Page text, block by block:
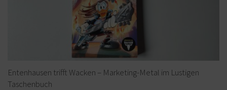
Entenhausen trifft Wacken – Marketing-Metal im Lustigen
Taschenbuch